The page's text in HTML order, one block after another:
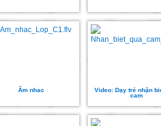
Âm nhac
Video: Dạy trẻ nhận
cam